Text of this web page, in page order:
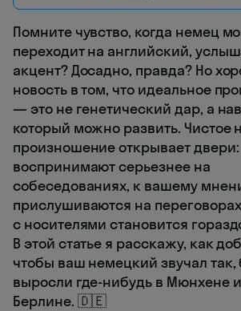
Помните чувство, когда немец
переходит на английский,
акцент? Досадно, правда? Но
новость в том, что идеальное
— это не генетический дар, а
который можно развить. Чистое
произношение открывает двери:
воспринимают серьезнее на
собеседованиях, к вашему
прислушиваются на
с носителями становится
В этой статье я расскажу, как
чтобы ваш немецкий звучал так,
выросли где-нибудь в Мюнхене
Берлине. 🇩🇪